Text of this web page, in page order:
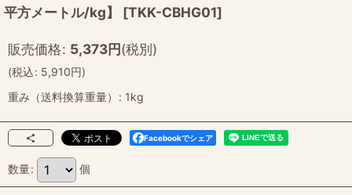
平方メートル/kg】
[TKK-CBHG01]
販売価格: 5,373円(税別)
(税込: 5,910円)
重み（送料換算重量）
: 1kg
Facebookでシェア
数量: 個